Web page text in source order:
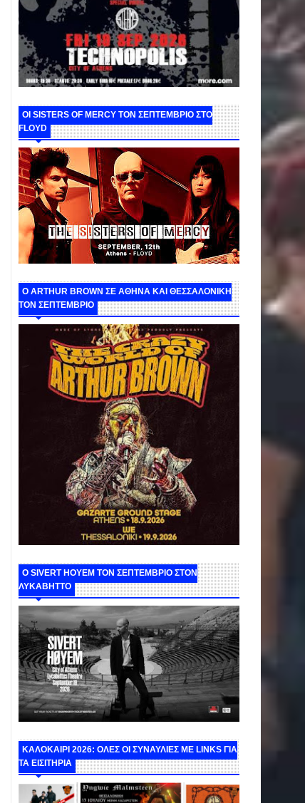
ΟΙ SISTERS OF MERCY ΤΟΝ ΣΕΠΤΕΜΒΡΙΟ ΣΤΟ
FLOYD
O ARTHUR BROWN ΣΕ ΑΘΗΝΑ ΚΑΙ ΘΕΣΣΑΛΟΝΙΚΗ
ΤΟΝ ΣΕΠΤΕΜΒΡΙΟ
Ο SIVERT HOYEM ΤΟΝ ΣΕΠΤΕΜΒΡΙΟ ΣΤΟΝ
ΛΥΚΑΒΗΤΤΟ
ΚΑΛΟΚΑΙΡΙ 2026: ΟΛΕΣ ΟΙ ΣΥΝΑΥΛΙΕΣ ΜΕ LINKS ΓΙΑ
ΤΑ ΕΙΣΙΤΗΡΙΑ